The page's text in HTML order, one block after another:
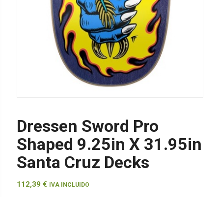
Dressen Sword Pro
Shaped 9.25in X 31.95in
Santa Cruz Decks
112,39 € IVA INCLUIDO